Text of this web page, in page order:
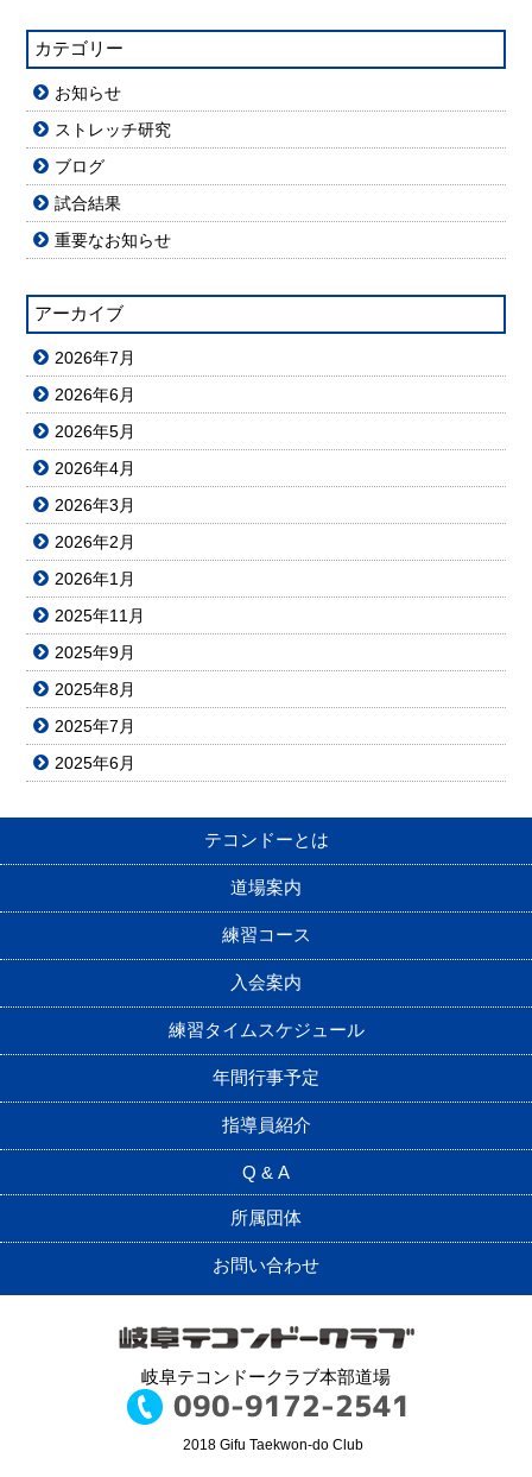
カテゴリー
お知らせ
ストレッチ研究
ブログ
試合結果
重要なお知らせ
アーカイブ
2026年7月
2026年6月
2026年5月
2026年4月
2026年3月
2026年2月
2026年1月
2025年11月
2025年9月
2025年8月
2025年7月
2025年6月
テコンドーとは
道場案内
練習コース
入会案内
練習タイムスケジュール
年間行事予定
指導員紹介
Q & A
所属団体
お問い合わせ
岐阜テコンドークラブ本部道場
©2018 Gifu Taekwon-do Club